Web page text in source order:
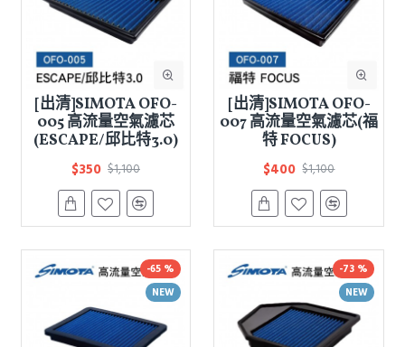
[出清]SIMOTA OFO-
005 高流量空氣濾芯
(ESCAPE/邱比特3.0)
$350 $1,100
[出清]SIMOTA OFO-
007 高流量空氣濾芯(福
特 FOCUS)
$400 $1,100
NEW
-65 %
NEW
-73 %